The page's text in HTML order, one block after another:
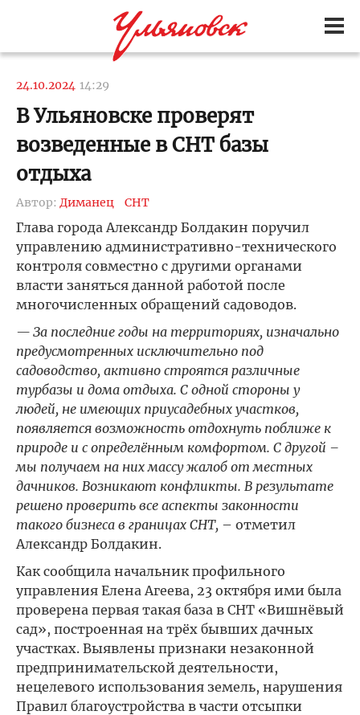
24.10.2024 14:29
В Ульяновске проверят
возведенные в СНТ базы
отдыха
Автор: Диманец СНТ
Глава города Александр Болдакин поручил
управлению административно-технического
контроля совместно с другими органами
власти заняться данной работой после
многочисленных обращений садоводов.
— За последние годы на территориях, изначально
предусмотренных исключительно под
садоводство, активно строятся различные
турбазы и дома отдыха. С одной стороны у
людей, не имеющих приусадебных участков,
появляется возможность отдохнуть поближе к
природе и с определённым комфортом. С другой –
мы получаем на них массу жалоб от местных
дачников. Возникают конфликты. В результате
решено проверить все аспекты законности
такого бизнеса в границах СНТ, – отметил
Александр Болдакин.
Как сообщила начальник профильного
управления Елена Агеева, 23 октября ими была
проверена первая такая база в СНТ «Вишнёвый
сад», построенная на трёх бывших дачных
участках. Выявлены признаки незаконной
предпринимательской деятельности,
нецелевого использования земель, нарушения
Правил благоустройства в части отсыпки